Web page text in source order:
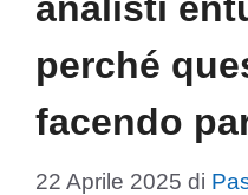
analisti
perché
facendo
22 Aprile 2025 di